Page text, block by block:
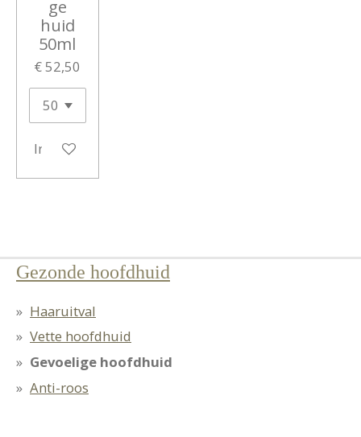
ge
huid
50ml
€ 52,50
In winkelwagen
Gezonde hoofdhuid
Haaruitval
Vette hoofdhuid
Gevoelige hoofdhuid
Anti-roos